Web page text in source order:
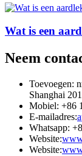
Wat is een
Neem
Toevoegen:
Shanghai
Mobiel: +86
E-mailadres:
Whatsapp:
Website:
Website: